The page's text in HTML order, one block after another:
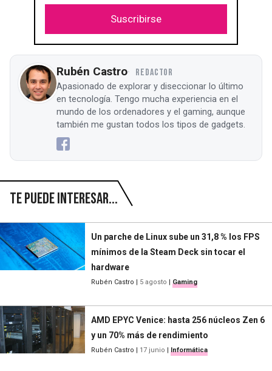
Suscribirse
Rubén Castro REDACTOR
Apasionado de explorar y diseccionar lo último
en tecnología. Tengo mucha experiencia en el
mundo de los ordenadores y el gaming, aunque
también me gustan todos los tipos de gadgets.
Te puede interesar...
Un parche de Linux sube un 31,8 % los FPS
mínimos de la Steam Deck sin tocar el
hardware
Rubén Castro | 5 agosto | Gaming
AMD EPYC Venice: hasta 256 núcleos Zen 6
y un 70% más de rendimiento
Rubén Castro | 17 junio | Informática